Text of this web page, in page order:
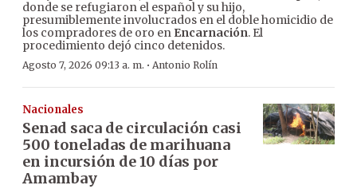
donde se refugiaron el español y su hijo,
presumiblemente involucrados en el doble homicidio de
los compradores de oro en Encarnación. El
procedimiento dejó cinco detenidos.
Agosto 7, 2026 09:13 a. m. · Antonio Rolín
Nacionales
Senad saca de circulación casi
500 toneladas de marihuana
en incursión de 10 días por
Amambay